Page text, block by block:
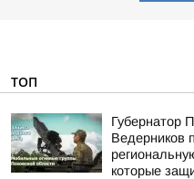
ТОП
Губернатор
Ведерников
которые